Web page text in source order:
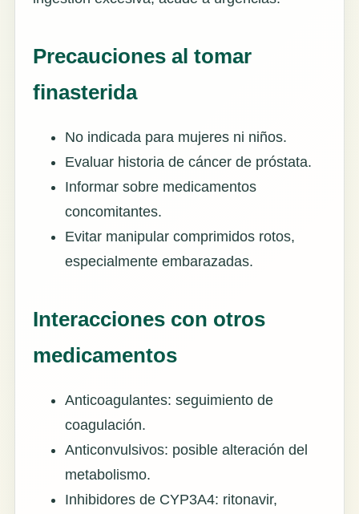
Precauciones al tomar
finasterida
No indicada para mujeres ni niños.
Evaluar historia de cáncer de próstata.
Informar sobre medicamentos
concomitantes.
Evitar manipular comprimidos rotos,
especialmente embarazadas.
Interacciones con otros
medicamentos
Anticoagulantes: seguimiento de
coagulación.
Anticonvulsivos: posible alteración del
metabolismo.
Inhibidores de CYP3A4: ritonavir,